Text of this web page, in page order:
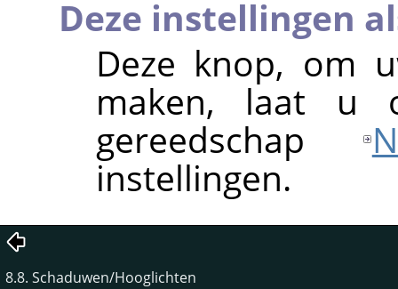
Deze instellingen
Deze knop, om
maken, laat u
gereedschap
instellingen.
8.8. Schaduwen/Hooglichten